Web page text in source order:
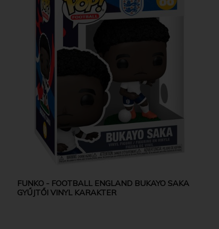
FUNKO - FOOTBALL ENGLAND BUKAYO SAKA
GYŰJTŐI VINYL KARAKTER